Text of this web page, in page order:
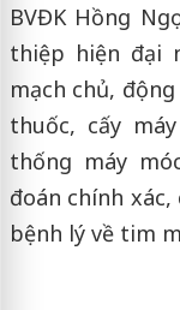
BVĐK Hồng
thiệp hiện đại
mạch chủ,
thuốc, cấy
thống máy
đoán chính
bệnh lý về tim